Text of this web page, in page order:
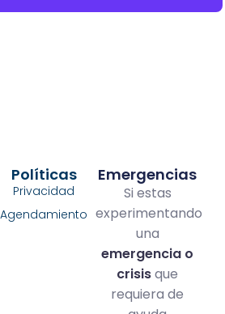
Políticas
Privacidad
Agendamiento
Emergencias
Si estas
experimentando
una
emergencia o
crisisque
requiera de